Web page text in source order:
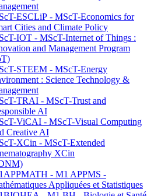
ESCLiP - MScT-Economics for
Cities and Climate Policy
IOT - MScT-Internet of Things :
and Management Program
STEEM - MScT-Energy
: Science Technology &
TRAI - MScT-Trust and
AI
ViCAI - MScT-Visual Computing
Creative AI
XCin - MScT-Extended
XCin
- M1 APPMS -
Appliquées et Statistiques